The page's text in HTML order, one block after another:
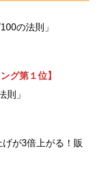
の法則」
グ第１位】
則」
が3倍上がる！販